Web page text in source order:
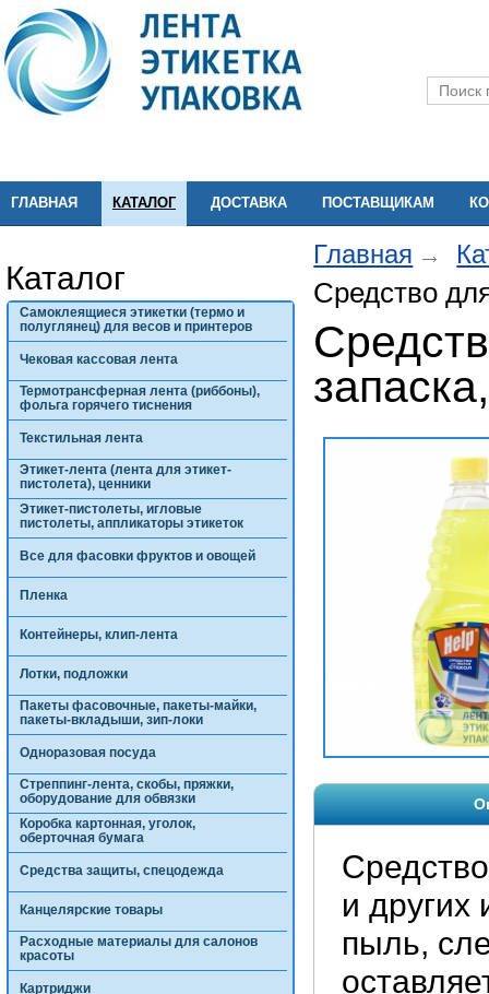
ГЛАВНАЯ КАТАЛОГ ДОСТАВКА ПОСТАВЩИКАМ
Каталог
Самоклеящиеся этикетки (термо и
полуглянец) для весов и принтеров
Чековая кассовая лента
Термотрансферная лента (риббоны),
фольга горячего тиснения
Текстильная лента
Этикет-лента (лента для этикет-
пистолета), ценники
Этикет-пистолеты, игловые
пистолеты, аппликаторы этикеток
Все для фасовки фруктов и овощей
Пленка
Контейнеры, клип-лента
Лотки, подложки
Пакеты фасовочные, пакеты-майки,
пакеты-вкладыши, зип-локи
Одноразовая посуда
Стреппинг-лента, скобы, пряжки,
оборудование для обвязки
Коробка картонная, уголок,
оберточная бумага
Средства защиты, спецодежда
Канцелярские товары
Расходные материалы для салонов
красоты
Картриджи
Главная
Средство
и других
пыль,